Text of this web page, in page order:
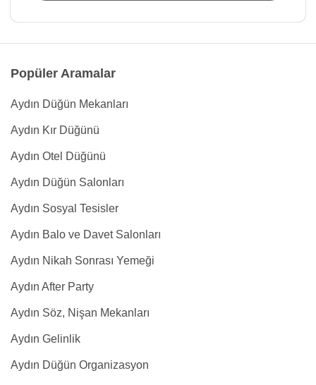
Popüler Aramalar
Aydın Düğün Mekanları
Aydın Kır Düğünü
Aydın Otel Düğünü
Aydın Düğün Salonları
Aydın Sosyal Tesisler
Aydın Balo ve Davet Salonları
Aydın Nikah Sonrası Yemeği
Aydın After Party
Aydın Söz, Nişan Mekanları
Aydın Gelinlik
Aydın Düğün Organizasyon